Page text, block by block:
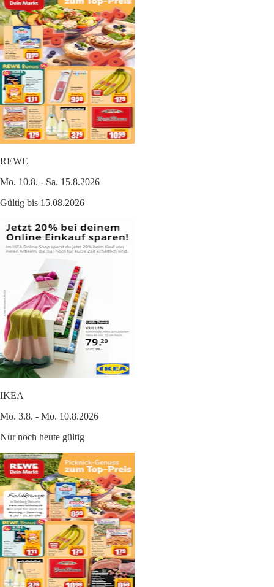
REWE
Mo. 10.8. - Sa. 15.8.2026
Gültig bis 15.08.2026
IKEA
Mo. 3.8. - Mo. 10.8.2026
Nur noch heute gültig